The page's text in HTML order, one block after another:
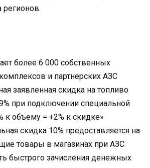
регионов.
более 6 000 собственных
и партнерских АЗС
заявленная скидка на топливо
при подключении специальной
к объему = +2% к скидке»
скидка 10% предоставляется на
товары в магазинах при АЗС
быстрого зачисления денежных